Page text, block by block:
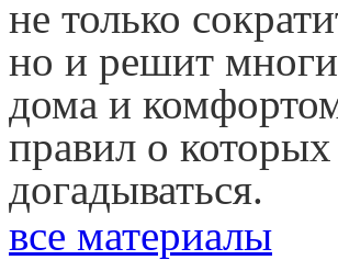
не только
но и решит
дома и
правил о
догадываться.
все материалы